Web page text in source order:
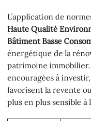
L’application de
Haute Qualité
Bâtiment Basse
énergétique de la
patrimoine immobilier.
encouragées à
favorisent la revente
plus en plus sensible